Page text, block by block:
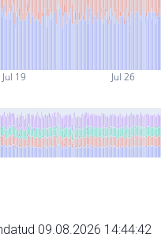
Jul 19 Jul 26
09.08.2026 14:44:42